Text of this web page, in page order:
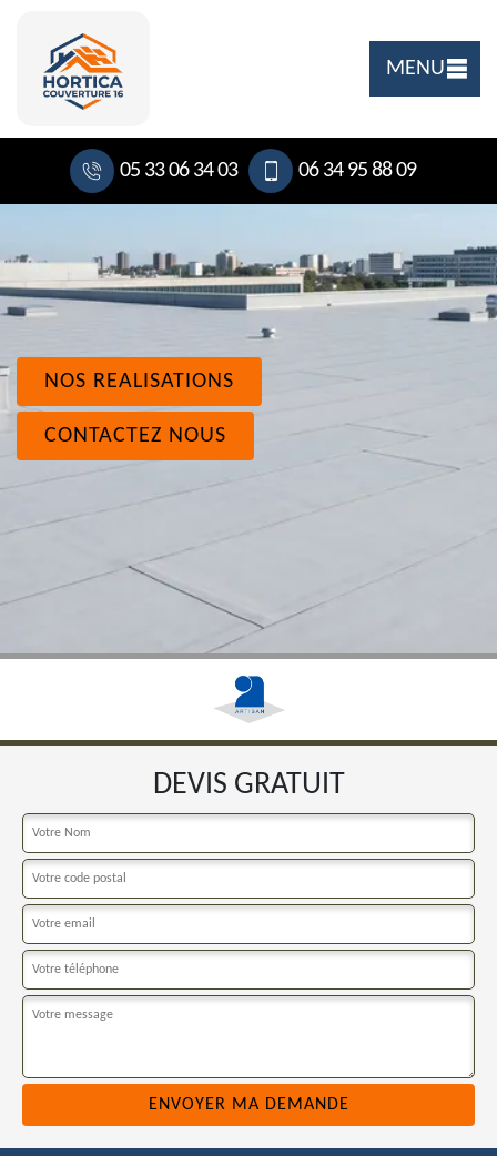
MENU
05 33 06 34 03 06 34 95 88 09
NOS REALISATIONS
CONTACTEZ NOUS
DEVIS GRATUIT